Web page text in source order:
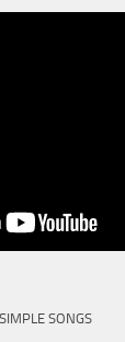
SONGS